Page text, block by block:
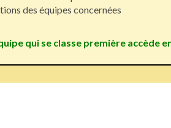
des équipes concernées
qui se classe première accède